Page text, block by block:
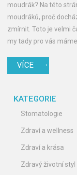
moudrák? Na této
moudráků, proč
zmírnit. Toto je velmi
my tady pro vás
VÍCE
KATEGORIE
Stomatologie
Zdraví a wellness
Zdraví a krása
Zdravý životní styl